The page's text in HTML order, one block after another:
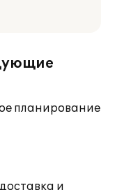
планирование
и